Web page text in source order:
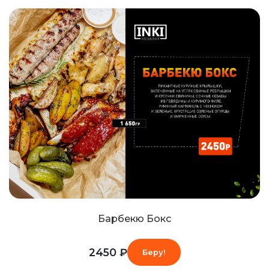
Барбекю Бокс
2450 ₽ Беру!